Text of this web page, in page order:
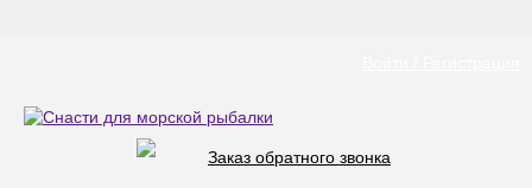
Заказ обратного звонка